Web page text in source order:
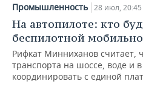
Промышленность 28 июл, 20:45
На автопилоте: кто
беспилотной
Рифкат Минниханов считает,
транспорта на шоссе, воде и в
координировать с единой